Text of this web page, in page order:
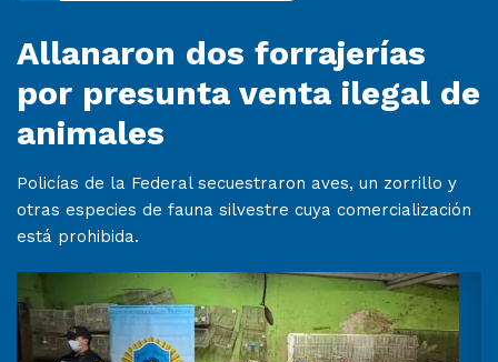
Allanaron dos forrajerías
por presunta venta ilegal de
animales
Policías de la Federal secuestraron aves, un zorrillo y
otras especies de fauna silvestre cuya comercialización
está prohibida.